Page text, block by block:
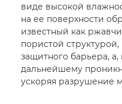
виде высокой
на ее поверхности
известный как
пористой структурой,
защитного барьера, а,
дальнейшему
ускоряя разрушение